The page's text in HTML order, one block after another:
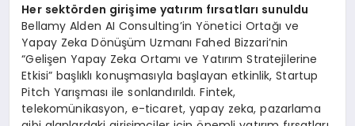
Her sektörden girişime yatırım fırsatları sunuldu
Bellamy Alden AI Consulting’in Yönetici Ortağı ve
Yapay Zeka Dönüşüm Uzmanı Fahed Bizzari’nin
“Gelişen Yapay Zeka Ortamı ve Yatırım Stratejilerine
Etkisi” başlıklı konuşmasıyla başlayan etkinlik, Startup
Pitch Yarışması ile sonlandırıldı. Fintek,
telekomünikasyon, e-ticaret, yapay zeka, pazarlama